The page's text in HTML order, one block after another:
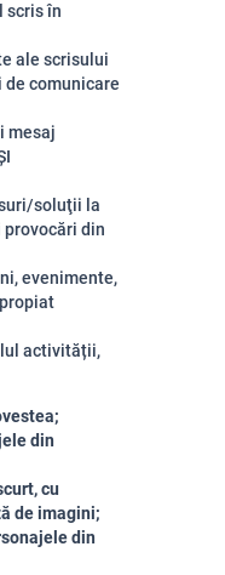
scris în
ale scrisului
comunicare
mesaj
soluţii la
din
evenimente,
activității,
din
cu
de imagini;
din